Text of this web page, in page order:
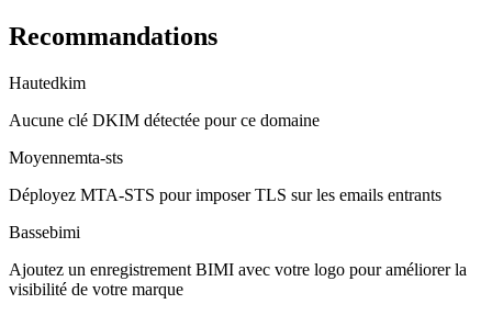
Recommandations
Hautedkim
Aucune clé DKIM détectée pour ce domaine
Moyennemta-sts
Déployez MTA-STS pour imposer TLS sur les emails entrants
Bassebimi
Ajoutez un enregistrement BIMI avec votre logo pour améliorer la
visibilité de votre marque